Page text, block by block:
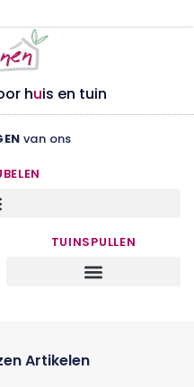
huis en tuin
van ons
TUINSPULLEN
Artikelen